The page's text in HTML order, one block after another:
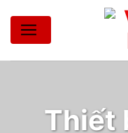
nội
dung
Thiết